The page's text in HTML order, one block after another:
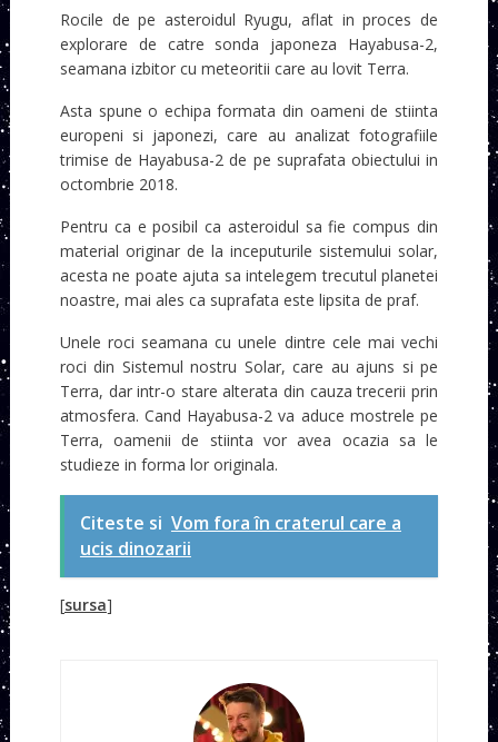
Rocile de pe asteroidul Ryugu, aflat in proces de
explorare de catre sonda japoneza Hayabusa-2,
seamana izbitor cu meteoritii care au lovit Terra.
Asta spune o echipa formata din oameni de stiinta
europeni si japonezi, care au analizat fotografiile
trimise de Hayabusa-2 de pe suprafata obiectului in
octombrie 2018.
Pentru ca e posibil ca asteroidul sa fie compus din
material originar de la inceputurile sistemului solar,
acesta ne poate ajuta sa intelegem trecutul planetei
noastre, mai ales ca suprafata este lipsita de praf.
Unele roci seamana cu unele dintre cele mai vechi
roci din Sistemul nostru Solar, care au ajuns si pe
Terra, dar intr-o stare alterata din cauza trecerii prin
atmosfera. Cand Hayabusa-2 va aduce mostrele pe
Terra, oamenii de stiinta vor avea ocazia sa le
studieze in forma lor originala.
Citeste si Vom fora în craterul care a
ucis dinozarii
[sursa]